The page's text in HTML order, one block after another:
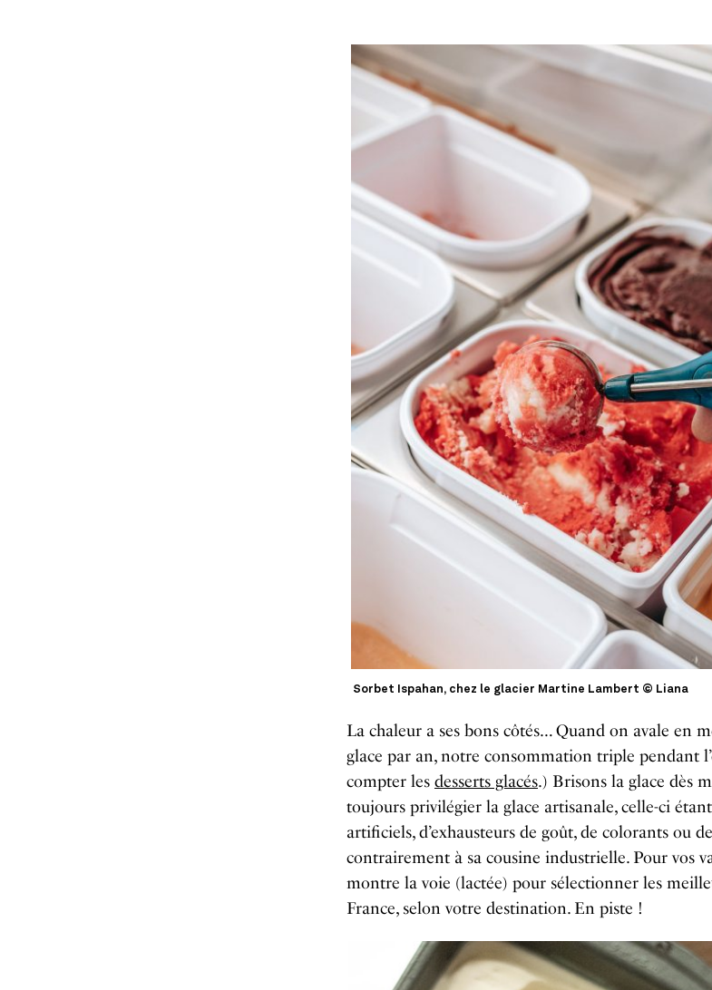
Sorbet Ispahan, chez le glacier Martine Lambert © Liana
La chaleur a ses bons côtés… Quand on avale en
glace par an, notre consommation triple pendant
compter les desserts glacés.) Brisons la glace dès
toujours privilégier la glace artisanale, celle-ci
artificiels, d’exhausteurs de goût, de colorants ou
contrairement à sa cousine industrielle. Pour vos
montre la voie (lactée) pour sélectionner les
France, selon votre destination. En piste !